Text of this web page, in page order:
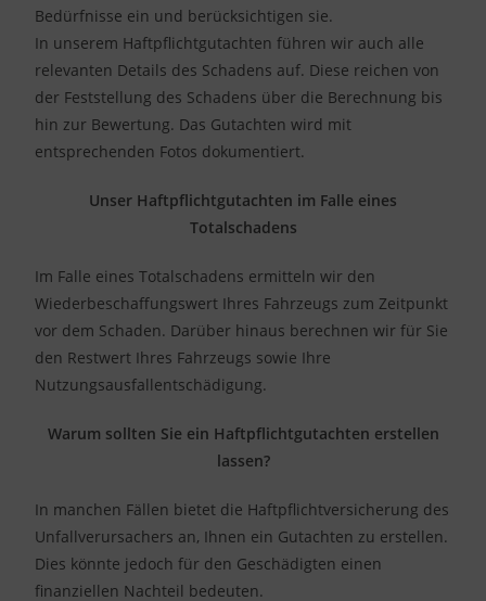
Bedürfnisse ein und berücksichtigen sie.
In unserem Haftpflichtgutachten führen wir auch alle
relevanten Details des Schadens auf. Diese reichen von
der Feststellung des Schadens über die Berechnung bis
hin zur Bewertung. Das Gutachten wird mit
entsprechenden Fotos dokumentiert.
Unser Haftpflichtgutachten im Falle eines
Totalschadens
Im Falle eines Totalschadens ermitteln wir den
Wiederbeschaffungswert Ihres Fahrzeugs zum Zeitpunkt
vor dem Schaden. Darüber hinaus berechnen wir für Sie
den Restwert Ihres Fahrzeugs sowie Ihre
Nutzungsausfallentschädigung.
Warum sollten Sie ein Haftpflichtgutachten erstellen
lassen?
In manchen Fällen bietet die Haftpflichtversicherung des
Unfallverursachers an, Ihnen ein Gutachten zu erstellen.
Dies könnte jedoch für den Geschädigten einen
finanziellen Nachteil bedeuten.